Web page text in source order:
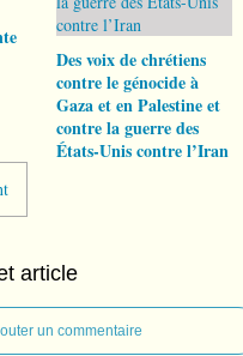
Des voix de chrétiens
contre le génocide à
Gaza et en Palestine et
contre la guerre des
États-Unis contre l’Iran
article
un commentaire